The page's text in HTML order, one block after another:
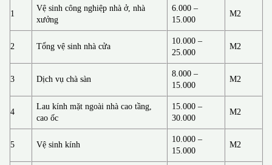
1
Vệ sinh công nghiệp nhà ở, nhà
xưởng
6.000 –
15.000
M2
2 Tổng vệ sinh nhà cửa
10.000 –
25.000
M2
3 Dịch vụ chà sàn
8.000 –
15.000
M2
4
Lau kính mặt ngoài nhà cao tầng,
cao ốc
15.000 –
30.000
M2
5 Vệ sinh kính
10.000 –
15.000
M2